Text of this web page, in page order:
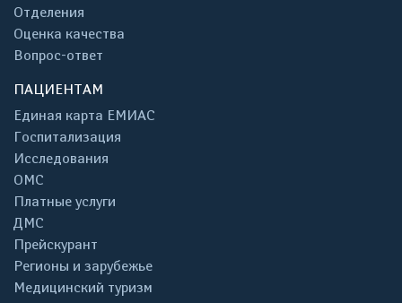
Отделения
Оценка качества
Вопрос-ответ
ПАЦИЕНТАМ
Единая карта ЕМИАС
Госпитализация
Исследования
ОМС
Платные услуги
ДМС
Прейскурант
Регионы и зарубежье
Медицинский туризм